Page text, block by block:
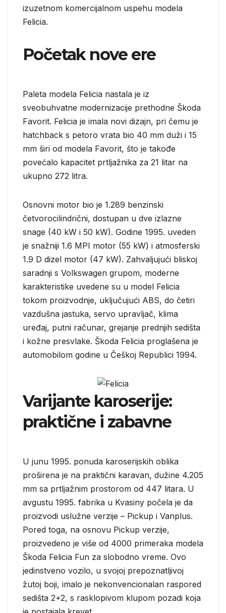
izuzetnom komercijalnom uspehu modela
Felicia.
Početak nove ere
Paleta modela Felicia nastala je iz
sveobuhvatne modernizacije prethodne Škoda
Favorit. Felicia je imala novi dizajn, pri čemu je
hatchback s petoro vrata bio 40 mm duži i 15
mm širi od modela Favorit, što je takođe
povećalo kapacitet prtljažnika za 21 litar na
ukupno 272 litra.
Osnovni motor bio je 1.289 benzinski
četvorocilindrični, dostupan u dve izlazne
snage (40 kW i 50 kW). Godine 1995. uveden
je snažniji 1.6 MPI motor (55 kW) i atmosferski
1.9 D dizel motor (47 kW). Zahvaljujući bliskoj
saradnji s Volkswagen grupom, moderne
karakteristike uvedene su u model Felicia
tokom proizvodnje, uključujući ABS, do četiri
vazdušna jastuka, servo upravljač, klima
uređaj, putni računar, grejanje prednjih sedišta
i kožne presvlake. Škoda Felicia proglašena je
automobilom godine u Češkoj Republici 1994.
Varijante karoserije:
praktične i zabavne
U junu 1995. ponuda karoserijskih oblika
proširena je na praktični karavan, dužine 4.205
mm sa prtljažnim prostorom od 447 litara. U
avgustu 1995. fabrika u Kvasiny počela je da
proizvodi uslužne verzije – Pickup i Vanplus.
Pored toga, na osnovu Pickup verzije,
proizvedeno je više od 4000 primeraka modela
Škoda Felicia Fun za slobodno vreme. Ovo
jedinstveno vozilo, u svojoj prepoznatljivoj
žutoj boji, imalo je nekonvencionalan raspored
sedišta 2+2, s rasklopivom klupom pozadi koja